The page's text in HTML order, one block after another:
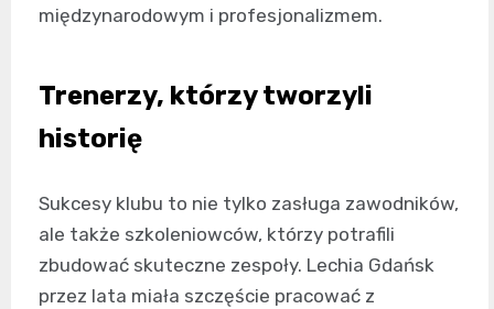
międzynarodowym i profesjonalizmem.
Trenerzy, którzy tworzyli
historię
Sukcesy klubu to nie tylko zasługa zawodników,
ale także szkoleniowców, którzy potrafili
zbudować skuteczne zespoły. Lechia Gdańsk
przez lata miała szczęście pracować z